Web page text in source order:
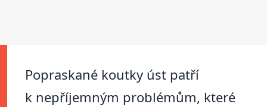
Popraskané koutky úst patří
k nepříjemným problémům, které